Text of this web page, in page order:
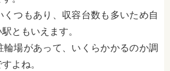
つもあり、収容台数も多いため自
ともいえます。
輪場があって、いくらかかるのか調
よね。